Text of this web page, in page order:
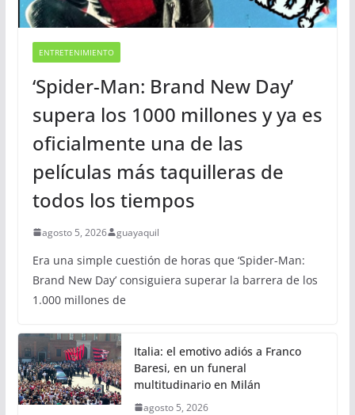
ENTRETENIMIENTO
‘Spider-Man: Brand New Day’
supera los 1000 millones y ya es
oficialmente una de las
películas más taquilleras de
todos los tiempos
agosto 5, 2026 guayaquil
Era una simple cuestión de horas que ‘Spider-Man:
Brand New Day’ consiguiera superar la barrera de los
1.000 millones de
Italia: el emotivo adiós a Franco
Baresi, en un funeral
multitudinario en Milán
agosto 5, 2026